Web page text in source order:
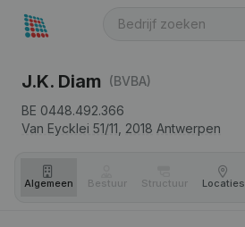
J.K. Diam (BVBA)
BE 0448.492.366
Van Eycklei 51/11, 2018 Antwerpen
Algemeen Bestuur Structuur Locaties